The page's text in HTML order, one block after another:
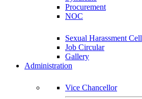
Procurement
NOC
Sexual Harassment Cell
Job Circular
Gallery
Administration
Vice Chancellor